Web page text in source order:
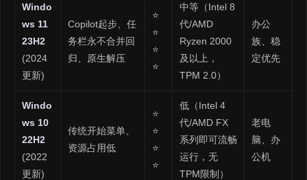
Windo
ws 11
23H2
(2024
更新)
Copilot起步、任
务栏永不合并回
归、原生解压
⭐
⭐
⭐
⭐
中等（Intel 8
代/AMD
Ryzen 2000
及以上，
TPM 2.0）
办公
族、稳
定优先
Windo
ws 10
22H2
(2022
更新)
传统开始菜单、
资源占用低
⭐
⭐
⭐
⭐
低（Intel 4
代/AMD FX
系列即可流畅
运行，无
TPM限制）
老电
脑、办
公机